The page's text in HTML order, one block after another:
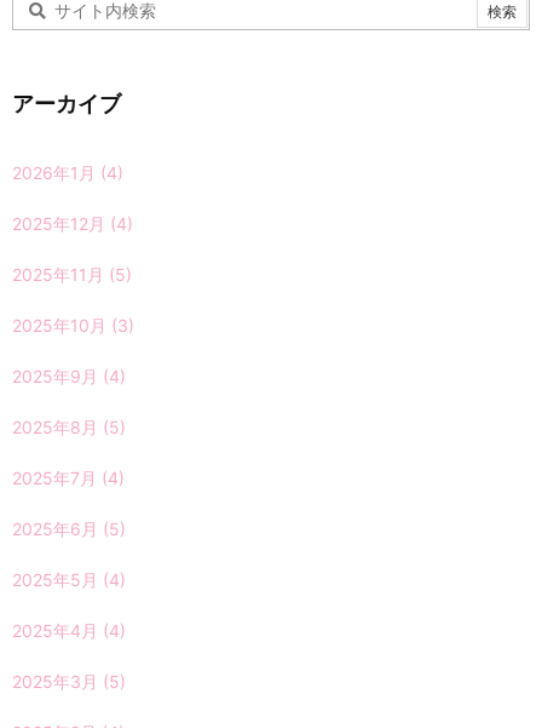
アーカイブ
2026年1月 (4)
2025年12月 (4)
2025年11月 (5)
2025年10月 (3)
2025年9月 (4)
2025年8月 (5)
2025年7月 (4)
2025年6月 (5)
2025年5月 (4)
2025年4月 (4)
2025年3月 (5)